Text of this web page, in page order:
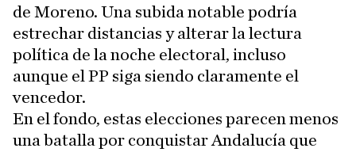
de Moreno. Una subida notable podría
estrechar distancias y alterar la lectura
política de la noche electoral, incluso
aunque el PP siga siendo claramente el
vencedor.
En el fondo, estas elecciones parecen menos
una batalla por conquistar Andalucía que